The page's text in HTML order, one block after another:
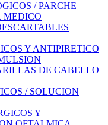
/ PARCHE
MEDICO
Y ANTIPIRETICO
DE CABELLO
/ SOLUCION
Y